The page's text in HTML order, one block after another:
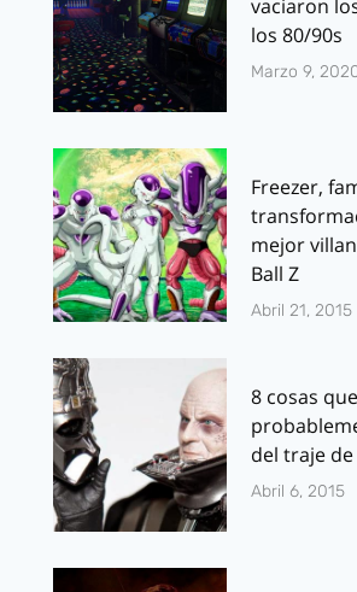
vaciaron
los 80/90s
Marzo 9,
Freezer,
mejor
Ball Z
Abril 21, 2015
8 cosas que
del traje
Abril 6, 2015